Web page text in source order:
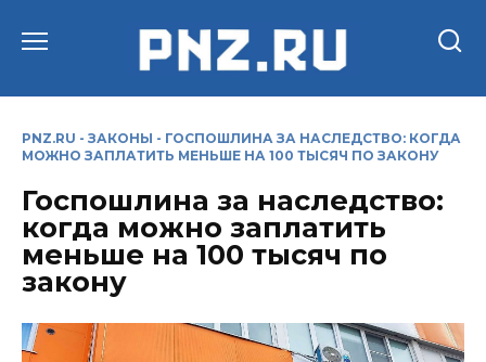
PNZ.RU - ЗАКОНЫ - ГОСПОШЛИНА ЗА НАСЛЕДСТВО: КОГДА
МОЖНО ЗАПЛАТИТЬ МЕНЬШЕ НА 100 ТЫСЯЧ ПО ЗАКОНУ
Госпошлина за наследство:
когда можно заплатить
меньше на 100 тысяч по
закону